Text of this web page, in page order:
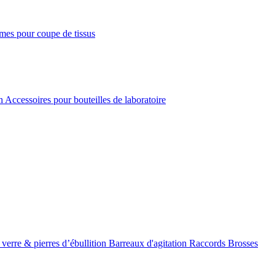
pour coupe de tissus
Accessoires pour bouteilles de laboratoire
& pierres d’ébullition Barreaux d'agitation Raccords Brosses